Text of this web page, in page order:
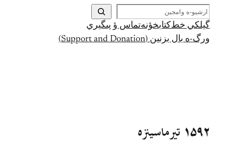
ج
س
ت
ج
گيلکي خط کتابخؤنهتماس ؤ پىگيري
ورگ-ه بال بزنين (Support and Donation)
۱۵۹۲ تیرماسینزه